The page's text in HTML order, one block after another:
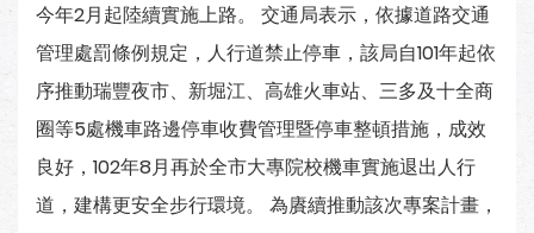
今年2月起陸續實施上路。 交通局表示，依據道路交通
管理處罰條例規定，人行道禁止停車，該局自101年起依
序推動瑞豐夜市、新堀江、高雄火車站、三多及十全商
圈等5處機車路邊停車收費管理暨停車整頓措施，成效
良好，102年8月再於全市大專院校機車實施退出人行
道，建構更安全步行環境。 為賡續推動該次專案計畫，